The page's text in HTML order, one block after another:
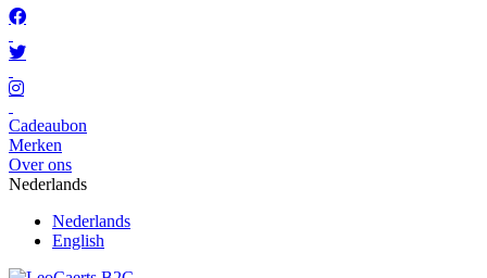
Cadeaubon
Merken
Over ons
Nederlands
Nederlands
English